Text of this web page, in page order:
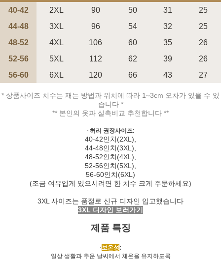
페이코 ID로 페
PAYCO 바로구매
40-42 2XL 90 50 31
25
44-48
3XL 96 54 32
25
48-52
4XL 106 60 35
26
52-56
5XL 112 62 39
26
56-60
6XL 120 66 43 27
* 상품사이즈 치수는 재는 방법과 위치에 따라 1~3cm 오차가 있을 수 있
습니다 *
** 본인의 옷과 실측비교 추천합니다 **
· 허리 권장사이즈:
40-42인치(2XL),
44-48인치(3XL),
48-52인치(4XL),
52-56인치(5XL),
56-60인치(6XL)
(조금 여유입게 있으시려면 한 치수 크게 주문하세요)
3XL 사이즈는 품절로 신규 디자인 입고했습니다
3XL 디자인 보러가기
제품 특징
· 보온성:
일상 생활과 추운 날씨에서 체온을 유지하도록